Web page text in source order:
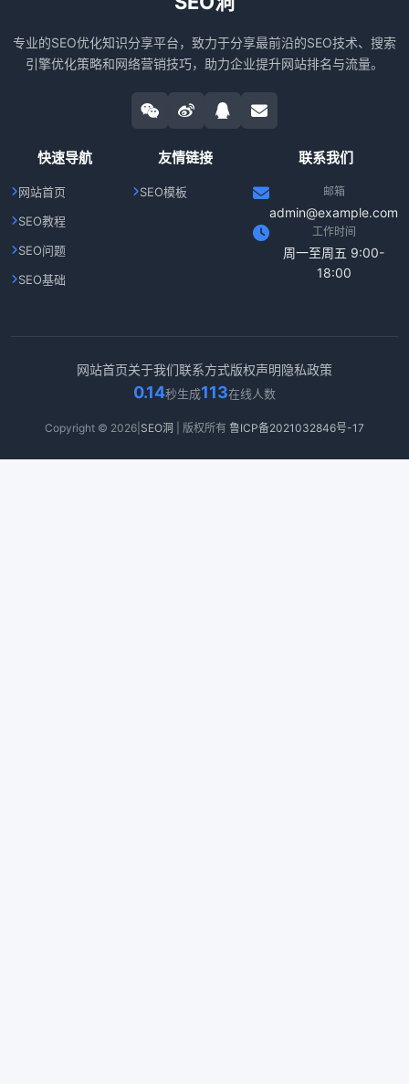
专业的SEO优化知识分享平台，致力于分享最前沿的SEO技术、搜索
引擎优化策略和网络营销技巧，助力企业提升网站排名与流量。
快速导航
网站首页
SEO教程
SEO问题
SEO基础
友情链接
SEO模板
联系我们
邮箱
admin@example.com
工作时间
周一至周五 9:00-
18:00
网站首页关于我们联系方式版权声明隐私政策
0.14秒生成113在线人数
Copyright © 2026| SEO洞 | 版权所有 鲁ICP备2021032846号-17